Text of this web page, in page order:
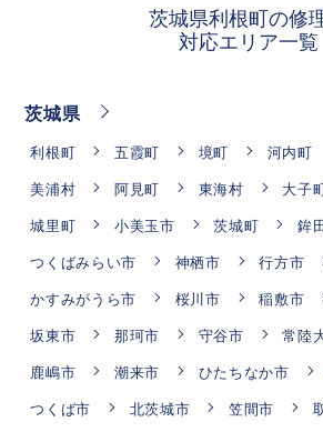
茨城県利根町の修
対応エリア一覧
茨城県
利根町 五霞町 境町 河内町
美浦村
阿見町 東海村 大子
城里町
小美玉市 茨城町
鉾
つくばみらい市
神栖市
行方市
かすみがうら市
桜川市 稲敷市
坂東市
那珂市 守谷市
常陸
鹿嶋市
潮来市 ひたちなか市
つくば市
北茨城市 笠間市